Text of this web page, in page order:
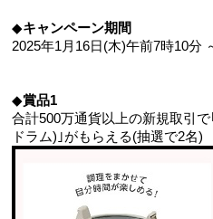
◆キャンペーン期間
2025年1月16日(木)午前7時10分
◆賞品1
合計500万通貨以上の新規取引
ドラム)｣がもらえる(抽選で2名)